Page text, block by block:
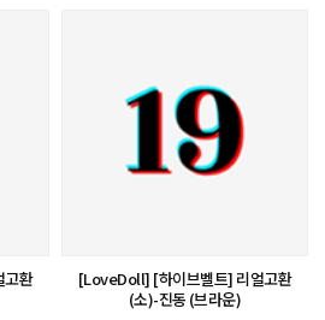
환
[LoveDoll] [하이브벨트] 리얼고환
(소)-진동 (브라운)